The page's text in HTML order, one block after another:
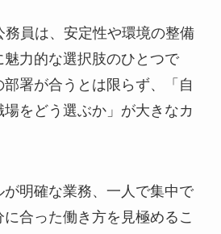
務員は、安定性や環境の整備
魅力的な選択肢のひとつで
署が合うとは限らず、「自
をどう選ぶか」が大きなカ
明確な業務、一人で集中で
合った働き方を見極めるこ